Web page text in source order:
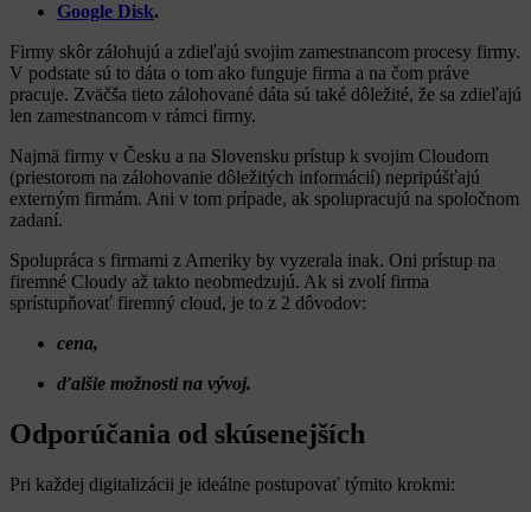
Google Disk.
Firmy skôr zálohujú a zdieľajú svojim zamestnancom procesy firmy.
V podstate sú to dáta o tom ako funguje firma a na čom práve
pracuje. Zväčša tieto zálohované dáta sú také dôležité, že sa zdieľajú
len zamestnancom v rámci firmy.
Najmä firmy v Česku a na Slovensku prístup k svojim Cloudom
(priestorom na zálohovanie dôležitých informácií) nepripúšťajú
externým firmám. Ani v tom prípade, ak spolupracujú na spoločnom
zadaní.
Spolupráca s firmami z Ameriky by vyzerala inak. Oni prístup na
firemné Cloudy až takto neobmedzujú. Ak si zvolí firma
sprístupňovať firemný cloud, je to z 2 dôvodov:
cena,
ďalšie možnosti na vývoj.
Odporúčania od skúsenejších
Pri každej digitalizácii je ideálne postupovať týmito krokmi: